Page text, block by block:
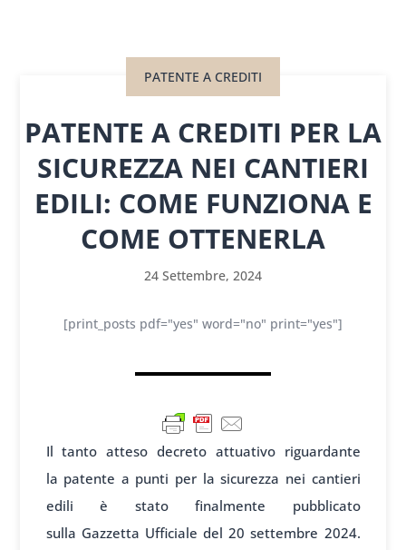
PATENTE A CREDITI
PATENTE A CREDITI PER LA
SICUREZZA NEI CANTIERI
EDILI: COME FUNZIONA E
COME OTTENERLA
24 Settembre, 2024
[print_posts pdf="yes" word="no" print="yes"]
Il tanto atteso decreto attuativo riguardante
la patente a punti per la sicurezza nei cantieri
edili è stato finalmente pubblicato
sulla Gazzetta Ufficiale del 20 settembre 2024.